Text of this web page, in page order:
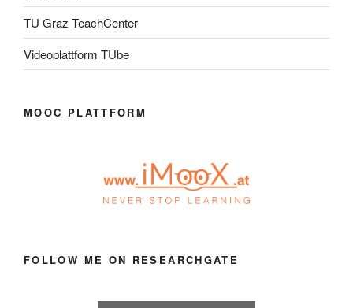
TU Graz TeachCenter
Videoplattform TUbe
MOOC PLATTFORM
FOLLOW ME ON RESEARCHGATE